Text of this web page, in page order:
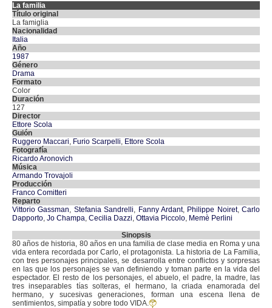
La familia
Título original
La famiglia
Nacionalidad
Italia
Año
1987
Género
Drama
Formato
Color
Duración
127
Director
Ettore Scola
Guión
Ruggero Maccari Furio Scarpelli Ettore Scola
Fotografía
Ricardo Aronovich
Música
Armando Trovajoli
Producción
Franco Comitteri
Reparto
Vittorio Gassman
Stefania Sandrelli Fanny Ardant, Philippe Noiret, Carlo
Dapporto Jo Champa Cecilia Dazzi Ottavia Piccolo Memè Perlini
Sinopsis
80 años de historia, 80 años en una familia de clase media en Roma y una
vida entera recordada por Carlo, el protagonista. La historia de La Familia,
con tres personajes principales, se desarrolla entre conflictos y sorpresas
en las que los personajes se van definiendo y toman parte en la vida del
espectador. El resto de los personajes, el abuelo, el padre, la madre, las
tres inseparables tías solteras, el hermano, la criada enamorada del
hermano, y sucesivas generaciones, forman una escena llena de
sentimientos, simpatía y sobre todo VIDA.